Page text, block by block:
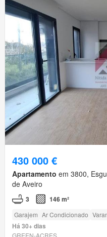
430 000 €
Apartamento em 3800,
de Aveiro
3 146 m²
Garajem Ar Condicionado
Há 30+ dias